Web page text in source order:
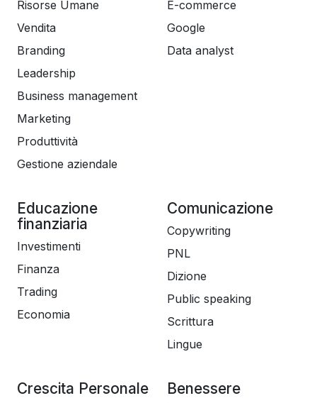
primi 7 giorni, e costruisci il tuo "Focus Plan" per
mantenere i risultati giorno dopo giorno.
Iniziamo subito!
Risorse Umane
Vendita
Branding
Leadership
Business management
Marketing
Produttività
Gestione aziendale
E-commerce
Google
Data analyst
Educazione
finanziaria
Investimenti
Finanza
Trading
Economia
Comunicazione
Copywriting
PNL
Dizione
Public speaking
Scrittura
Lingue
Crescita Personale Benessere